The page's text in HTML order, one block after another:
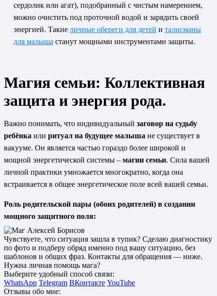
сердолик или агат), подобранный с чистым намерением,
можно очистить под проточной водой и зарядить своей
энергией. Такие личные обереги для детей и талисманы
для малыша станут мощными инструментами защиты.
Магия семьи: Коллективная
защита и энергия рода.
Важно понимать, что индивидуальный заговор на судьбу
ребёнка или ритуал на будущее малыша не существует в
вакууме. Он является частью гораздо более широкой и
мощной энергетической системы – магии семьи. Сила вашей
личной практики умножается многократно, когда она
встраивается в общее энергетическое поле всей вашей семьи.
Роль родительской пары (обоих родителей) в создании
мощного защитного поля:
Чувствуете, что ситуация зашла в тупик? Сделаю диагностику
по фото и подберу обряд именно под вашу ситуацию, без
шаблонов и общих фраз. Контакты для обращения — ниже.
Нужна личная помощь мага?
Выберите удобный способ связи:
WhatsApp Telegram ВКонтакте YouTube
Отзывы обо мне: